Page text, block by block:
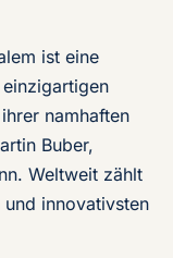
ist eine
namhaften
Buber,
Weltweit zählt
und innovativsten